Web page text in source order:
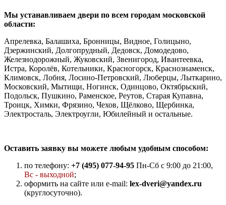
Мы устанавливаем двери по всем городам московской
области:
Апрелевка, Балашиха, Бронницы, Видное, Голицыно,
Дзержинский, Долгопрудный, Дедовск, Домодедово,
Железнодорожный, Жуковский, Звенигород, Ивантеевка,
Истра, Королёв, Котельники, Красногорск, Краснознаменск,
Климовск, Лобня, Лосино-Петровский, Люберцы, Лыткарино,
Московский, Мытищи, Ногинск, Одинцово, Октябрьский,
Подольск, Пушкино, Раменское, Реутов, Старая Купавна,
Троицк, Химки, Фрязино, Чехов, Щёлково, Щербинка,
Электросталь, Электроугли, Юбилейный и остальные.
Оставить заявку вы можете любым удобным способом:
по телефону: +7 (495) 077-94-95 Пн-Сб с 9:00 до 21:00,
Вс - выходной;
оформить на сайте или e-mail: lex-dveri@yandex.ru
(круглосуточно).